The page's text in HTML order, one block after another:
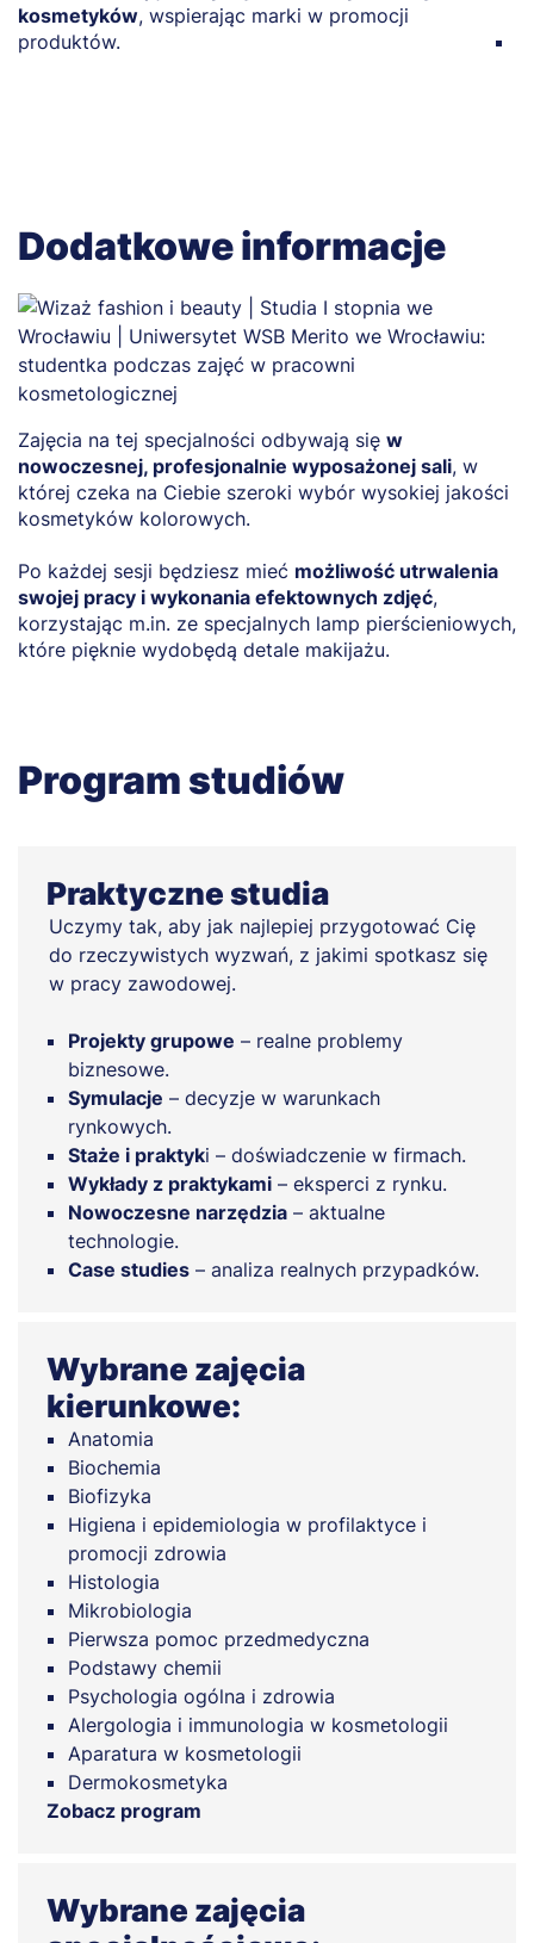
kosmetyków, wspierając marki w promocji
produktów.
Dodatkowe informacje
Zajęcia na tej specjalności odbywają się w
nowoczesnej, profesjonalnie wyposażonej sali, w
której czeka na Ciebie szeroki wybór wysokiej jakości
kosmetyków kolorowych.
Po każdej sesji będziesz mieć możliwość utrwalenia
swojej pracy i wykonania efektownych zdjęć,
korzystając m.in. ze specjalnych lamp pierścieniowych,
które pięknie wydobędą detale makijażu.
Program studiów
Praktyczne studia
Uczymy tak, aby jak najlepiej przygotować Cię
do rzeczywistych wyzwań, z jakimi spotkasz się
w pracy zawodowej.
Projekty grupowe – realne problemy
biznesowe.
Symulacje – decyzje w warunkach
rynkowych.
Staże i praktyki – doświadczenie w firmach.
Wykłady z praktykami – eksperci z rynku.
Nowoczesne narzędzia – aktualne
technologie.
Case studies – analiza realnych przypadków.
Wybrane zajęcia
kierunkowe:
Anatomia
Biochemia
Biofizyka
Higiena i epidemiologia w profilaktyce i
promocji zdrowia
Histologia
Mikrobiologia
Pierwsza pomoc przedmedyczna
Podstawy chemii
Psychologia ogólna i zdrowia
Alergologia i immunologia w kosmetologii
Aparatura w kosmetologii
Dermokosmetyka
Zobacz program
Wybrane zajęcia